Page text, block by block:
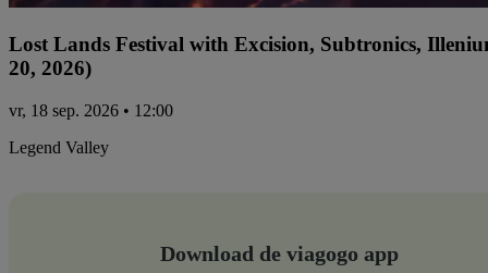
Lost Lands Festival with Excision, Subtronics,
20, 2026)
vr, 18 sep. 2026 • 12:00
Legend Valley
Download de viagogo app